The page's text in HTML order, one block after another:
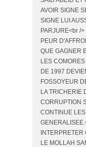
AVOIR SIGNE
SIGNE LUI
PARJURE<br /
PEUR
QUE GAGNER
LES
DE 1997
FOSSOYEUR
LA TRICHERIE
CORRUPTION
CONTINUE
LE MOLLAH